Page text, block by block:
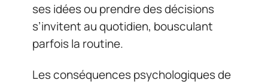
ses idées ou prendre des décisions
s’invitent au quotidien, bousculant
parfois la routine.
Les conséquences psychologiques de